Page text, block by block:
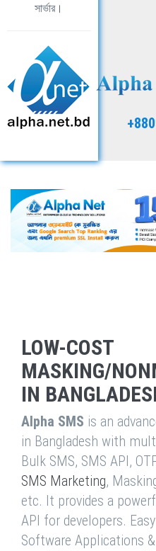
সার্ভার।
LOW-COST
MASKING/
IN
Alpha SMS is an
in Bangladesh with
Bulk SMS, SMS API,
SMS Marketing,
etc. It provides a
API for developers.
Software Applications